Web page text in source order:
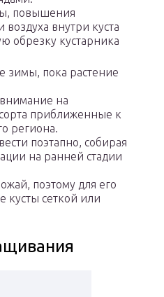
повышения
внутри куста
обрезку кустарника
зимы, пока растение
на
приближенные к
региона.
поэтапно, собирая
на ранней стадии
поэтому для его
кусты сеткой или